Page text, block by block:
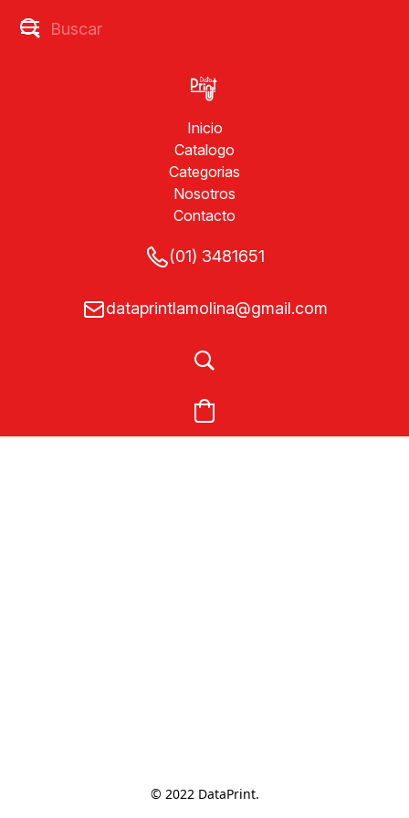
Inicio
Catalogo
Categorias
Nosotros
Contacto
(01) 3481651
dataprintlamolina@gmail.com
© 2022 DataPrint.